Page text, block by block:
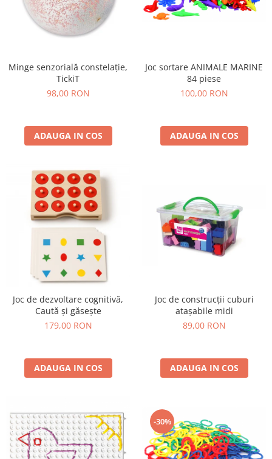
Secventialitate
Sortare si numarare
Hama Maxi Sticks
Margele HAMA MAXI
Perceperea timpului - TimeTimer
Stimulare auditiva
Stimulare olfactivă
Stimulare tactila
Stimulare vizuala
Terapie de integrare senzorială
Minge senzorială constelație,
TickiT
98,00 RON
ADAUGA IN COS
Joc sortare ANIMALE MARINE
84 piese
100,00 RON
ADAUGA IN COS
Joc de dezvoltare cognitivă,
Caută și găsește
179,00 RON
ADAUGA IN COS
Joc de construcții cuburi
atașabile midi
89,00 RON
ADAUGA IN COS
-30%